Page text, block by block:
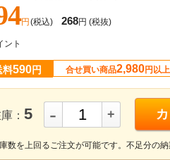
円 (税込) 268円 (税抜)
ント
料590円 合せ買い商品2,980円以
： 5 - +
数を上回るご注文が可能です。不足分の